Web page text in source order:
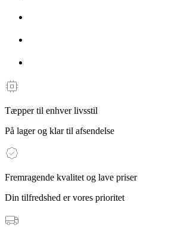
Tæpper til enhver livsstil
På lager og klar til afsendelse
Fremragende kvalitet og lave priser
Din tilfredshed er vores prioritet